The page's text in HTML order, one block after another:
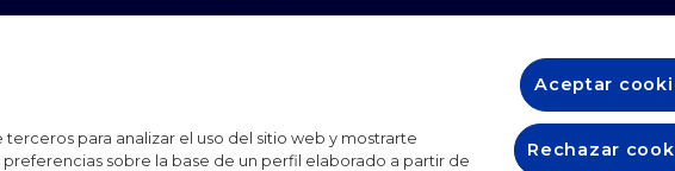
terceros para analizar el uso del sitio web y mostrarte
sobre la base de un perfil elaborado a partir de
Aceptar
Rechazar